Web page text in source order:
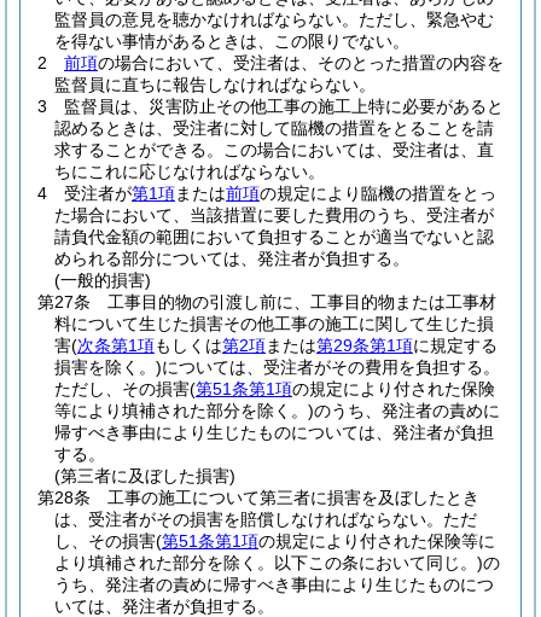
監督員の意見を聴かなければならない。 ただし、緊急やむ
を得ない事情があるときは、この限りでない。
2
前項の場合において、受注者は、そのとった措置の内容を
監督員に直ちに報告しなければならない。
3
監督員は、災害防止その他工事の施工上特に必要があると
認めるときは、受注者に対して臨機の措置をとることを請
求することができる。
この場合においては、受注者は、直
ちにこれに応じなければならない。
4
受注者が第1項または前項の規定により臨機の措置をとっ
た場合において、当該措置に要した費用のうち、受注者が
請負代金額の範囲において負担することが適当でないと認
められる部分については、発注者が負担する。
(一般的損害)
第27条
工事目的物の引渡し前に、工事目的物または工事材
料について生じた損害その他工事の施工に関して生じた損
害(次条第1項もしくは第2項または第29条第1項に規定する
損害を除く。)については、受注者がその費用を負担する。
ただし、その損害(第51条第1項の規定により付された保険
等により填補された部分を除く。)のうち、発注者の責めに
帰すべき事由により生じたものについては、発注者が負担
する。
(第三者に及ぼした損害)
第28条
工事の施工について第三者に損害を及ぼしたとき
は、受注者がその損害を賠償しなければならない。 ただ
し、その損害(第51条第1項の規定により付された保険等に
より填補された部分を除く。以下この条において同じ。)の
うち、発注者の責めに帰すべき事由により生じたものにつ
いては、発注者が負担する。